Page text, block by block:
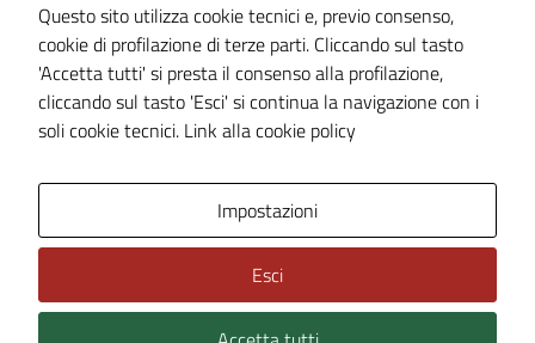
Cookie Policy
Note legali
Dichiarazione di accessibilità
Piano di miglioramento del sito
Area Privata
Questo sito utilizza cookie tecnici e, previo consenso,
cookie di profilazione di terze parti. Cliccando sul tasto
'Accetta tutti' si presta il consenso alla profilazione,
cliccando sul tasto 'Esci' si continua la navigazione con i
soli cookie tecnici. Link alla cookie policy
Impostazioni
Esci